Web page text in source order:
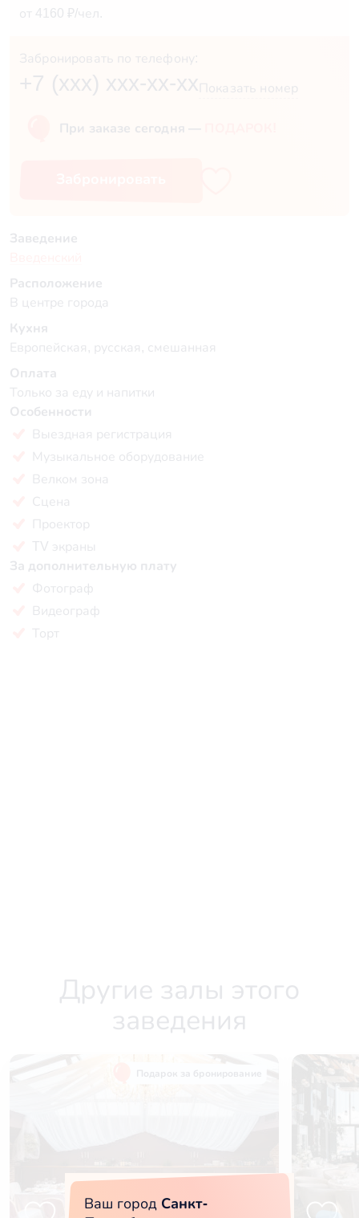
от 4160 ₽/чел.
Забронировать по телефону:
+7 (xxx) xxx-xx-xx Показать номер
При заказе сегодня —
Заведение
Расположение
В центре города
Кухня
Европейская, русская, смешанная
Оплата
Только за еду и напитки
Особенности
Выездная регистрация
Музыкальное оборудование
Велком зона
Сцена
Проектор
TV экраны
За дополнительную плату
Фотограф
Видеограф
Торт
Другие залы этого
заведения
Ваш город Санкт-